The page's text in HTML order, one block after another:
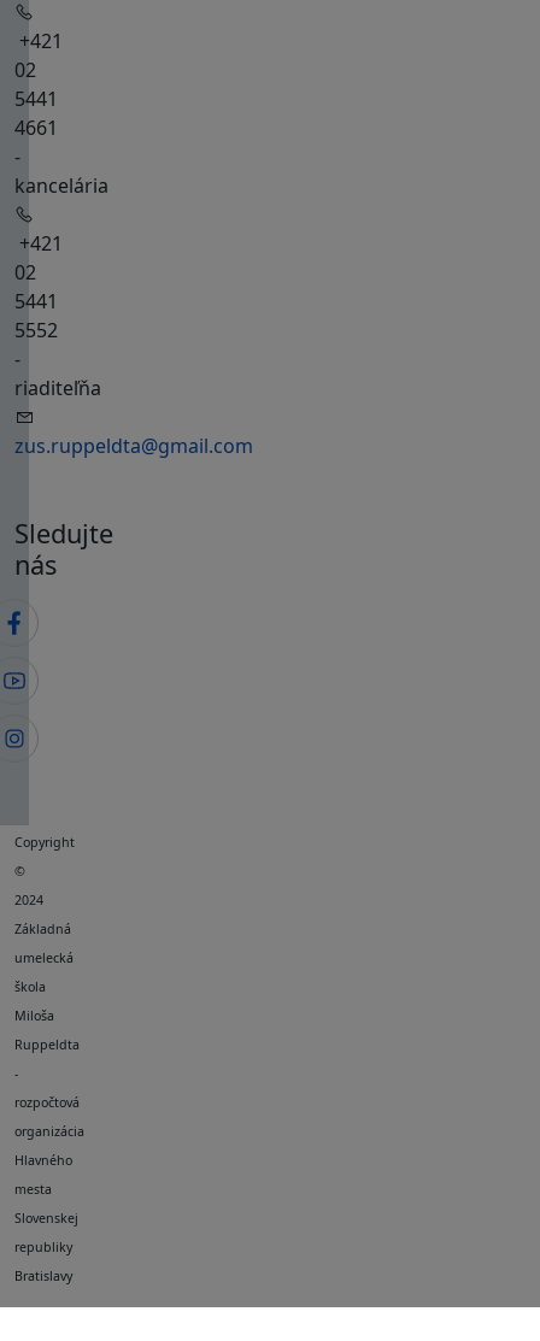
+421
02
5441
4661
-
kancelária
+421
02
5441
5552
-
riaditeľňa
zus.ruppeldta@gmail.com
Sledujte
nás
Copyright
©
2024
Základná
umelecká
škola
Miloša
Ruppeldta
-
rozpočtová
organizácia
Hlavného
mesta
Slovenskej
republiky
Bratislavy